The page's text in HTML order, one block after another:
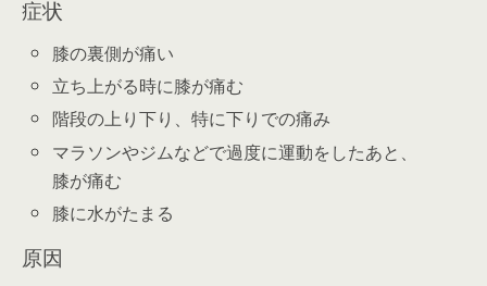
症状
膝の裏側が痛い
立ち上がる時に膝が痛む
階段の上り下り、特に下りでの痛み
マラソンやジムなどで過度に運動をしたあと、
膝が痛む
膝に水がたまる
原因